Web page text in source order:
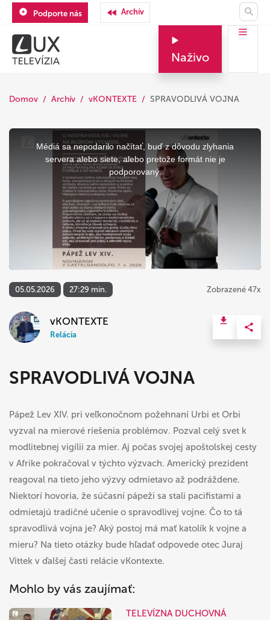
Podporte nás Archív
Naživo
Domov Archív vKONTEXTE SPRAVODLIVÁ VOJNA
This
Médiá sa nepodarilo načítať, buď z dôvodu zlyhania
servera alebo siete, alebo pretože formát nie je
podporovaný.
05.05.2026 27:29 min. Zobrazené 47x
vKONTEXTE
Relácia
SPRAVODLIVÁ VOJNA
Pápež Lev XIV. pri veľkonočnom požehnaní Urbi et Orbi
vyzval na mierové riešenia problémov. Pozval celý svet k
modlitebnej vigílii za mier. Aj počas svojej apoštolskej cesty
v Afrike pokračoval v týchto výzvach. Americký prezident
reagoval na tieto jeho výzvy odmietavo až podráždene.
Niektorí hovoria, že súčasní pápeži sa stali pacifistami a
odmietajú tradičné učenie o spravodlivej vojne. Čo to tá
spravodlivá vojna je? Aký postoj má mať katolík k vojne a
mieru? Na tieto otázky bude hľadať odpovede otec Juraj
Vittek v ďalšej časti relácie vKontexte.
Mohlo by vás zaujímať:
TELEVÍZNA DUCHOVNÁ